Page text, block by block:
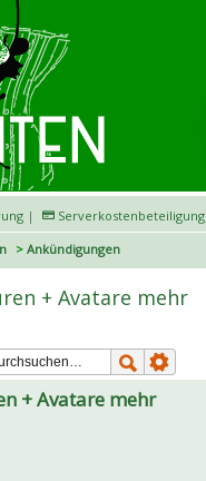
| Serverkostenbeteiligung
Ankündigungen
+ Avatare mehr
+ Avatare mehr